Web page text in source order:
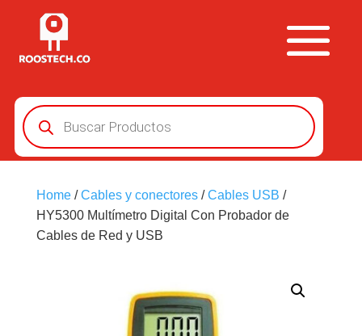
Búsqueda
de
productos
Home/Cables y conectores/Cables USB /
HY5300 Multímetro Digital Con Probador de
Cables de Red y USB